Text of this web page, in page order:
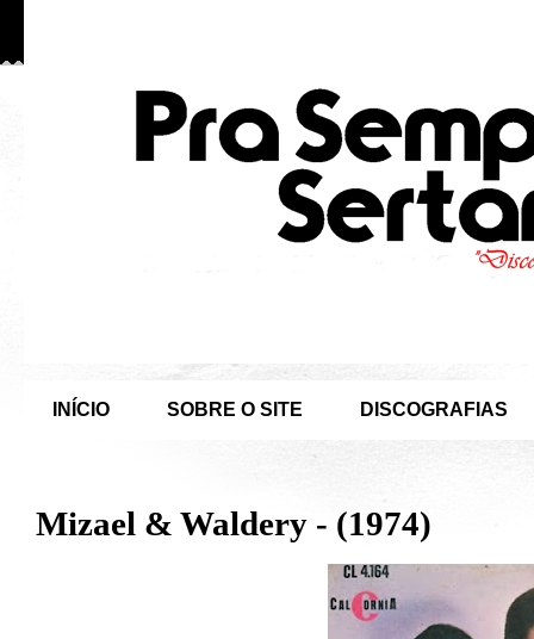
INÍCIO SOBRE O SITE DISCOGRAFIAS
Mizael & Waldery - (1974)